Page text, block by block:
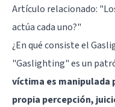
Artículo relacionado:
actúa cada uno?"
¿En qué consiste el
"Gaslighting" es un
víctima es manipulada
propia percepción,